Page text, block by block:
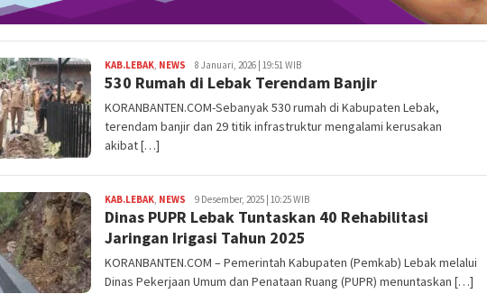
KAB.LEBAK NEWS Redaksi
8 Januari, 2026 | 19:51 WIB
530 Rumah di Lebak Terendam Banjir
KORANBANTEN.COM-Sebanyak 530 rumah di Kabupaten Lebak,
terendam banjir dan 29 titik infrastruktur mengalami kerusakan
akibat […]
KAB.LEBAK NEWS Redaksi
9 Desember, 2025 | 10:25 WIB
Dinas PUPR Lebak Tuntaskan 40 Rehabilitasi
Jaringan Irigasi Tahun 2025
KORANBANTEN.COM – Pemerintah Kabupaten (Pemkab) Lebak melalui
Dinas Pekerjaan Umum dan Penataan Ruang (PUPR) menuntaskan […]